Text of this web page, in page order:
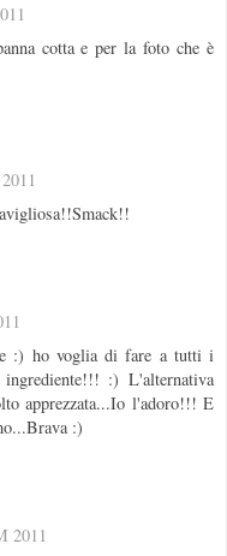
cotta e per la foto che è
:) ho voglia di fare a tutti i
:) L'alternativa
apprezzata...Io l'adoro!!! E
:)
2011